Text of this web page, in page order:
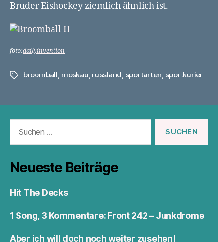
Bruder Eishockey ziemlich ähnlich ist.
foto:dailyinvention
Schlagwörter
broomball, moskau, russland, sportarten, sportkurier
nach:
Neueste Beiträge
Hit The Decks
1 Song, 3 Kommentare: Front 242 – Junkdrome
Aber ich will doch noch weiter zusehen!